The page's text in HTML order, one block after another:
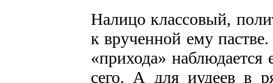
Налицо классовый,
к врученной ему
«прихода»
сего. А для иудеев в